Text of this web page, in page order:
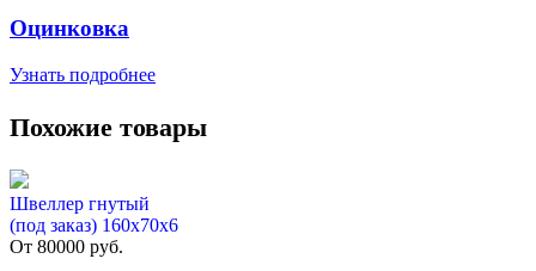
Оцинковка
Узнать подробнее
Похожие товары
Швеллер гнутый
(под заказ) 160х70х6
От 80000 руб.